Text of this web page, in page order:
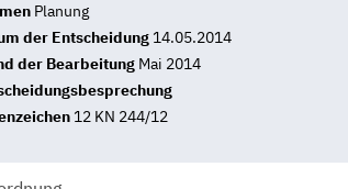
Planung
der Entscheidung 14.05.2014
der Bearbeitung Mai 2014
12 KN 244/12